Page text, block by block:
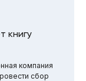
книгу
компания
сбор